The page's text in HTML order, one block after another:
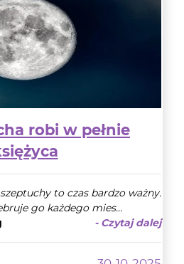
robi w pełnie
to czas bardzo ważny.
go każdego mies...
- Czytaj dalej